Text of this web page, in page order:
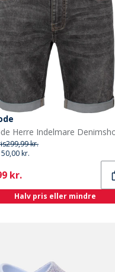
299,99 kr.
kr.
kr.
Halv pris eller mindre